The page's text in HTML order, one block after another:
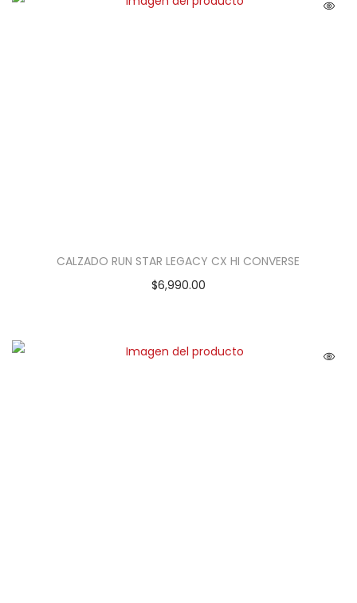
CALZADO RUN STAR LEGACY CX HI CONVERSE
$6,990.00